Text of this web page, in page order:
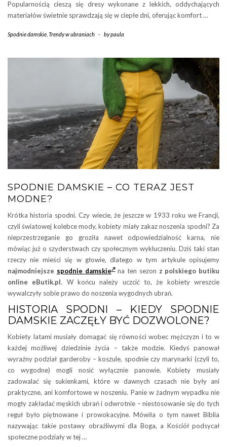
Popularnością cieszą się dresy wykonane z lekkich, oddychających
materiałów świetnie sprawdzają się w ciepłe dni, oferując komfort …
Spodnie damskie Trendy w ubraniach - bypaula
SPODNIE DAMSKIE – CO TERAZ JEST
MODNE?
Krótka historia spodni. Czy wiecie, że jeszcze w 1933 roku we Francji,
czyli światowej kolebce mody, kobiety miały zakaz noszenia spodni? Za
nieprzestrzeganie go groziła nawet odpowiedzialność karna, nie
mówiąc już o szyderstwach czy społecznym wykluczeniu. Dziś taki stan
rzeczy nie mieści się w głowie, dlatego w tym artykule opisujemy
najmodniejsze spodnie damskie na ten sezon z polskiego butiku
online eButik.pl. W końcu należy uczcić to, że kobiety wreszcie
wywalczyły sobie prawo do noszenia wygodnych ubrań.
HISTORIA SPODNI – KIEDY SPODNIE
DAMSKIE ZACZĘŁY BYĆ DOZWOLONE?
Kobiety latami musiały domagać się równości wobec mężczyzn i to w
każdej możliwej dziedzinie życia – także modzie. Kiedyś panował
wyraźny podział garderoby – koszule, spodnie czy marynarki (czyli to,
co wygodne) mogli nosić wyłącznie panowie. Kobiety musiały
zadowalać się sukienkami, które w dawnych czasach nie były ani
praktyczne, ani komfortowe w noszeniu. Panie w żadnym wypadku nie
mogły zakładać męskich ubrań i odwrotnie – niestosowanie się do tych
reguł było piętnowane i prowokacyjne. Mówiła o tym nawet Biblia
nazywając takie postawy obraźliwymi dla Boga, a Kościół podsycał
społeczne podziały w tej …